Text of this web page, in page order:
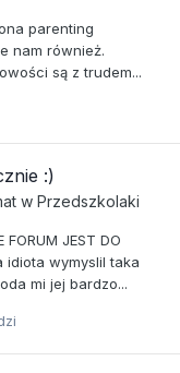
parenting
nam również.
są z trudem...
:)
w Przedszkolaki
JEST DO
idiota wymyslil taka
mi jej bardzo...